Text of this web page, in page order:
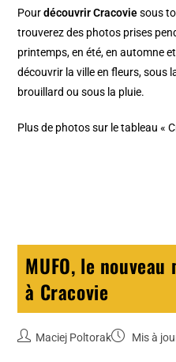
Pourdécouvrir Cracoviesous
trouverez des photos prises
printemps, en été, en automne
découvrir la ville en fleurs, sous
brouillard ou sous la pluie.
Plus de photos sur letableau «
MUFO, le
à Cracovie
Maciej Poltorak Mis à